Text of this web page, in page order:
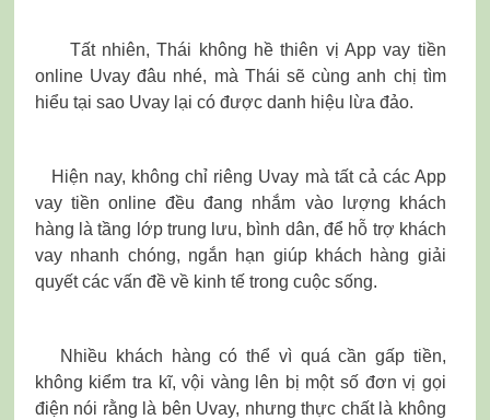
Tất nhiên, Thái không hề thiên vị App vay tiền
online Uvay đâu nhé, mà Thái sẽ cùng anh chị tìm
hiểu tại sao Uvay lại có được danh hiệu lừa đảo.
Hiện nay, không chỉ riêng Uvay mà tất cả các App
vay tiền online đều đang nhắm vào lượng khách
hàng là tầng lớp trung lưu, bình dân, để hỗ trợ khách
vay nhanh chóng, ngắn hạn giúp khách hàng giải
quyết các vấn đề về kinh tế trong cuộc sống.
Nhiều khách hàng có thể vì quá cần gấp tiền,
không kiểm tra kĩ, vội vàng lên bị một số đơn vị gọi
điện nói rằng là bên Uvay, nhưng thực chất là không